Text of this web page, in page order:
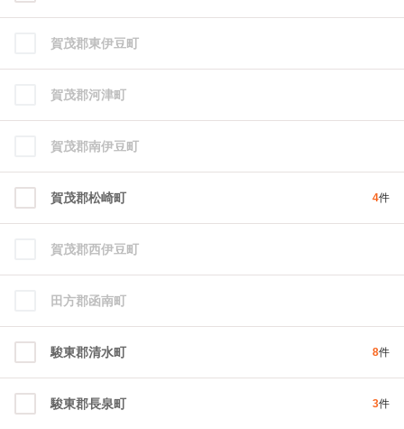
賀茂郡東伊豆町
賀茂郡河津町
賀茂郡南伊豆町
賀茂郡松崎町 4件
賀茂郡西伊豆町
田方郡函南町
駿東郡清水町 8件
駿東郡長泉町 3件